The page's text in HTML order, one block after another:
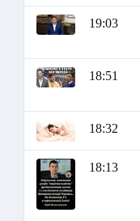
19:03
18:51
18:32
18:13